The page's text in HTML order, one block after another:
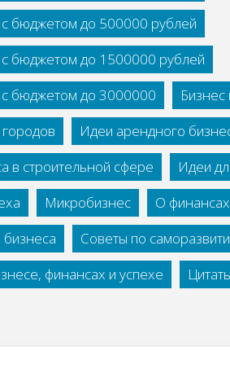
с бюджетом до 500000 рублей
с бюджетом до 1500000 рублей
с бюджетом до 3000000
Бизнес
Идеи арендного
в строительной сфере
Идеи
Микробизнес О
Советы по
финансах и успехе